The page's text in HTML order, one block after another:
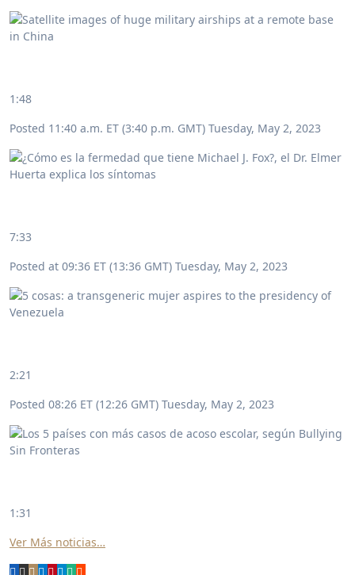
1:48
Posted 11:40 a.m. ET (3:40 p.m. GMT) Tuesday, May 2, 2023
7:33
Posted at 09:36 ET (13:36 GMT) Tuesday, May 2, 2023
2:21
Posted 08:26 ET (12:26 GMT) Tuesday, May 2, 2023
1:31
Ver Más noticias…